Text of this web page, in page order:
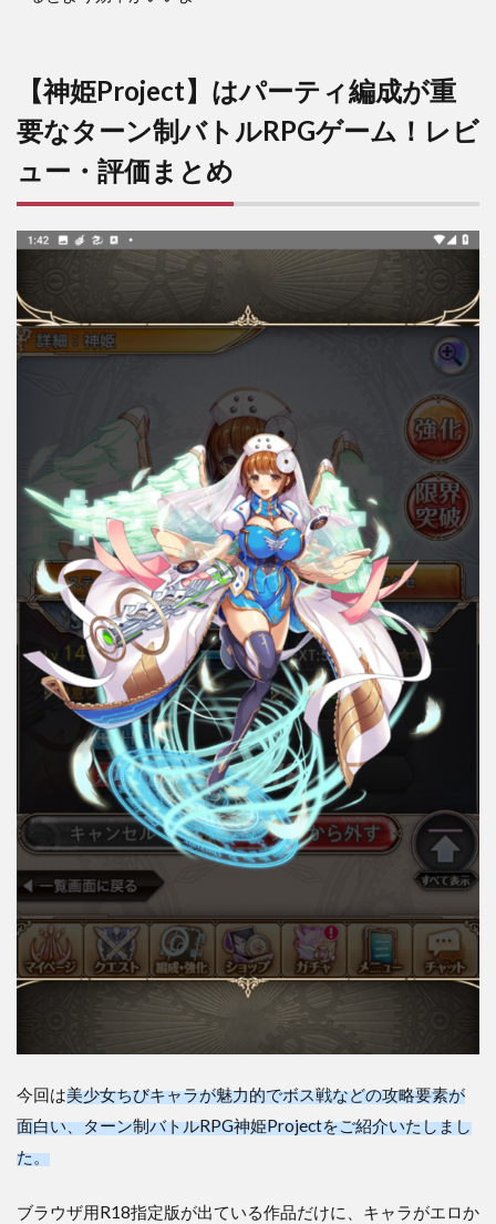
【神姫Project】はパーティ編成が重
要なターン制バトルRPGゲーム！レビ
ュー・評価まとめ
今回は美少女ちびキャラが魅力的でボス戦などの攻略要素が
面白い、ターン制バトルRPG神姫Projectをご紹介いたしまし
た。
ブラウザ用R18指定版が出ている作品だけに、キャラがエロか